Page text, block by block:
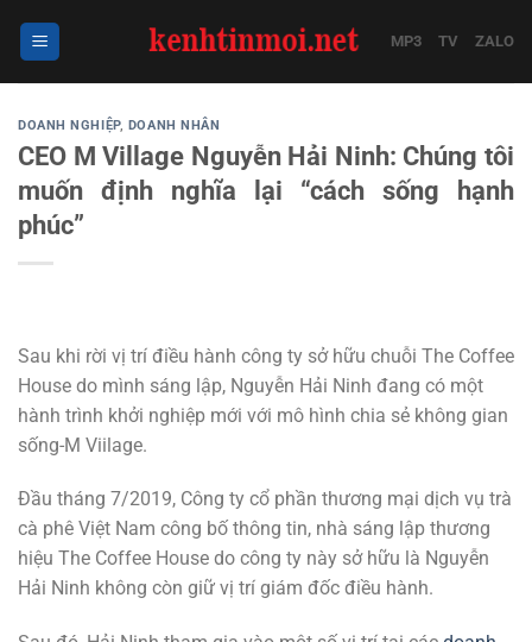
MP3 TV ZALO
DOANH NGHIỆP, DOANH NHÂN
CEO M Village Nguyễn Hải Ninh: Chúng tôi
muốn định nghĩa lại “cách sống hạnh
phúc”
Sau khi rời vị trí điều hành công ty sở hữu chuỗi The Coffee
House do mình sáng lập, Nguyễn Hải Ninh đang có một
hành trình khởi nghiệp mới với mô hình chia sẻ không gian
sống-M Viilage.
Đầu tháng 7/2019, Công ty cổ phần thương mại dịch vụ trà
cà phê Việt Nam công bố thông tin, nhà sáng lập thương
hiệu The Coffee House do công ty này sở hữu là Nguyễn
Hải Ninh không còn giữ vị trí giám đốc điều hành.